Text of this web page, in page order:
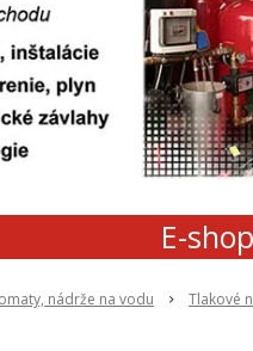
E-
nádrže na vodu Tlakové